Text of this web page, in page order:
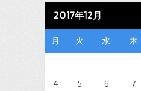
2017年12月
月 火 水 木
4
5 6 7